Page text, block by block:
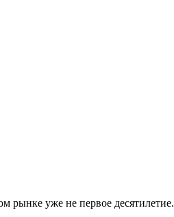
рынке уже не первое десятилетие.